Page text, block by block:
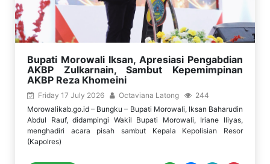
Bupati Morowali Iksan, Apresiasi Pengabdian
AKBP Zulkarnain, Sambut Kepemimpinan
AKBP Reza Khomeini
Friday 17 July 2026 Octaviana Latong
244
Morowalikab.go.id – Bungku – Bupati Morowali, Iksan Baharudin
Abdul Rauf, didampingi Wakil Bupati Morowali, Iriane Iliyas,
menghadiri acara pisah sambut Kepala Kepolisian Resor
(Kapolres)